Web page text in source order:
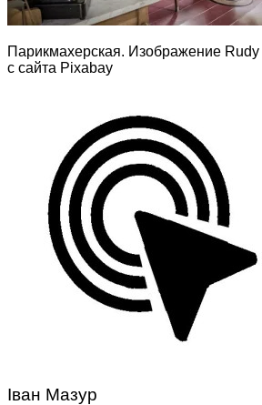
Парикмахерская. Изображение
с сайта Pixabay
Іван Мазур